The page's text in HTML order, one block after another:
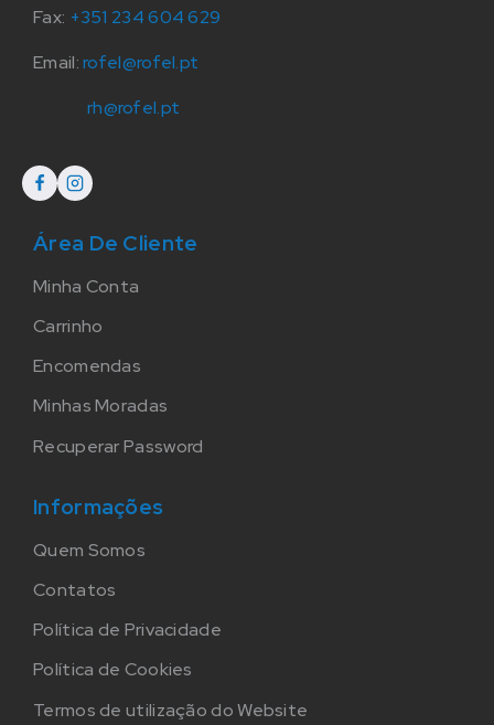
Fax: +351 234 604 629
Email:rofel@rofel.pt
rh@rofel.pt
Área De Cliente
Minha Conta
Carrinho
Encomendas
Minhas Moradas
Recuperar Password
Informações
Quem Somos
Contatos
Política de Privacidade
Política de Cookies
Termos de utilização do Website